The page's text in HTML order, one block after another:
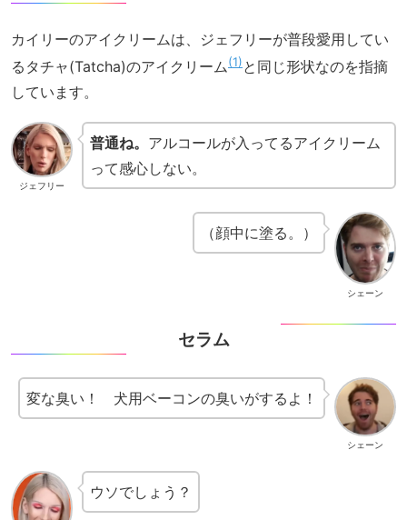
カイリーのアイクリームは、ジェフリーが普段愛用してい
るタチャ(Tatcha)のアイクリーム 1 と同じ形状なのを指摘
しています。
ジェフリー
普通ね。 アルコールが入ってるアイクリーム
って感心しない。
シェーン
（顔中に塗る。）
セラム
シェーン
変な臭い！ 犬用ベーコンの臭いがするよ！
ウソでしょう？